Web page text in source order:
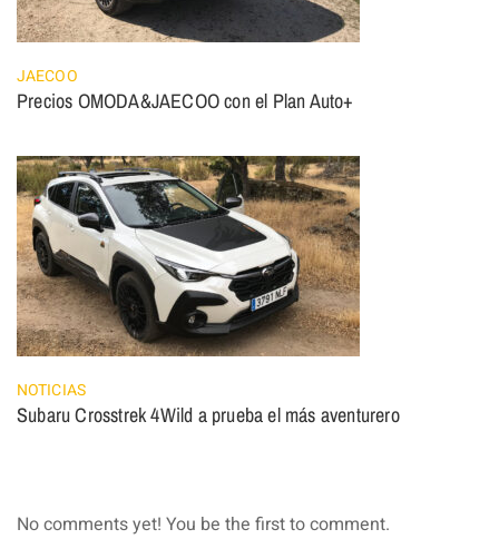
JAECOO
Precios OMODA&JAECOO con el Plan Auto+
NOTICIAS
Subaru Crosstrek 4Wild a prueba el más aventurero
No comments yet! You be the first to comment.